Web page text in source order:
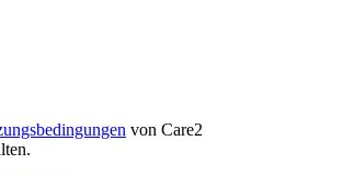
von Care2